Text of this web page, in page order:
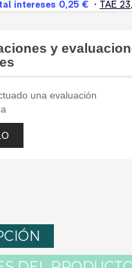
y
una evaluación